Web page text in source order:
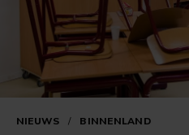
NIEUWS / BINNENLAND